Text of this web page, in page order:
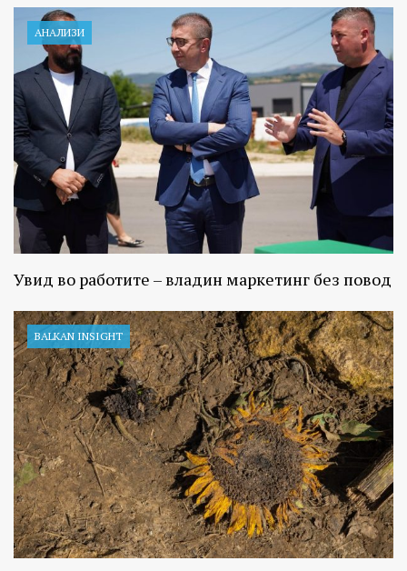
АНАЛИЗИ
Увид во работите – владин маркетинг без повод
BALKAN INSIGHT